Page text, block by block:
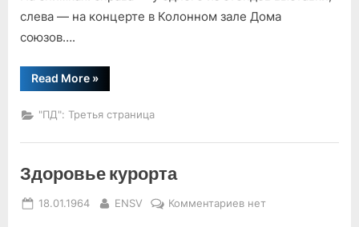
слева — на концерте в Колонном зале Дома
союзов….
Read More“Встречи
с
»
"ПД": Третья страница
Здоровье курорта
Posted
18.01.1964 By
ENSV Комментариевкнет